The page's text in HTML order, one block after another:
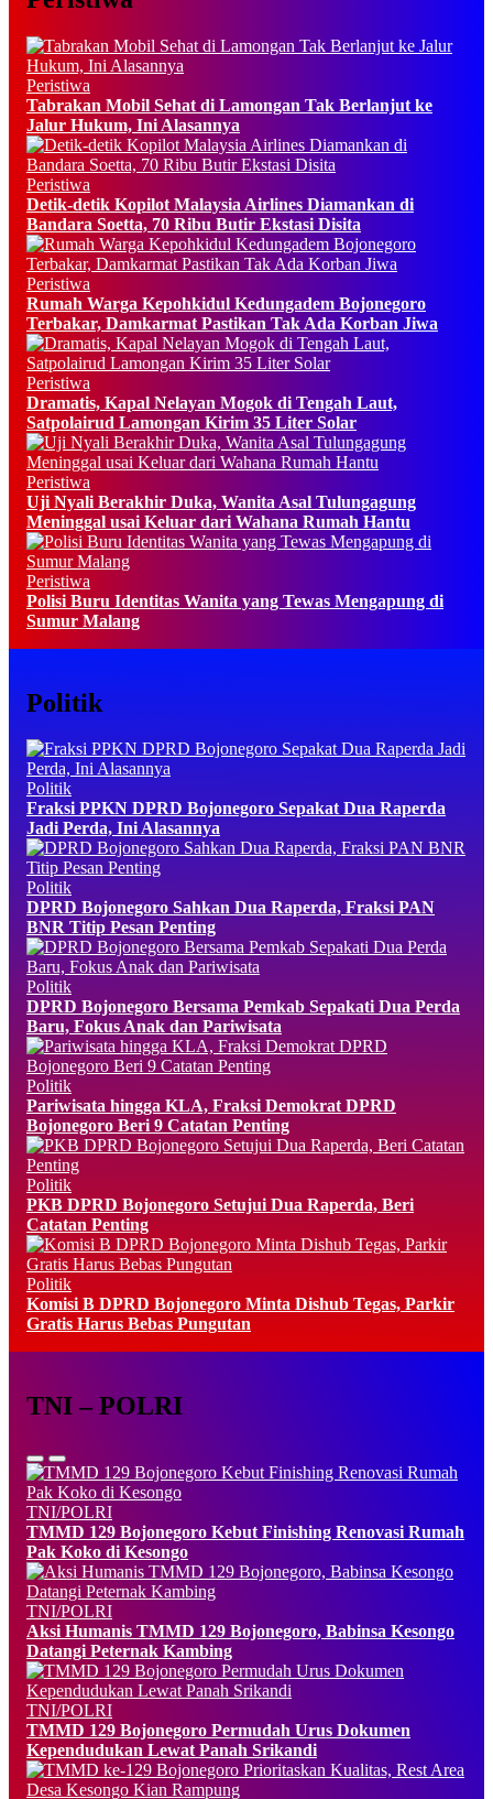
Peristiwa
Tabrakan Mobil Sehat di Lamongan Tak Berlanjut ke
Jalur Hukum, Ini Alasannya
Peristiwa
Detik-detik Kopilot Malaysia Airlines Diamankan di
Bandara Soetta, 70 Ribu Butir Ekstasi Disita
Peristiwa
Rumah Warga Kepohkidul Kedungadem Bojonegoro
Terbakar, Damkarmat Pastikan Tak Ada Korban Jiwa
Peristiwa
Dramatis, Kapal Nelayan Mogok di Tengah Laut,
Satpolairud Lamongan Kirim 35 Liter Solar
Peristiwa
Uji Nyali Berakhir Duka, Wanita Asal Tulungagung
Meninggal usai Keluar dari Wahana Rumah Hantu
Peristiwa
Polisi Buru Identitas Wanita yang Tewas Mengapung di
Sumur Malang
Politik
Politik
Fraksi PPKN DPRD Bojonegoro Sepakat Dua Raperda
Jadi Perda, Ini Alasannya
Politik
DPRD Bojonegoro Sahkan Dua Raperda, Fraksi PAN
BNR Titip Pesan Penting
Politik
DPRD Bojonegoro Bersama Pemkab Sepakati Dua Perda
Baru, Fokus Anak dan Pariwisata
Politik
Pariwisata hingga KLA, Fraksi Demokrat DPRD
Bojonegoro Beri 9 Catatan Penting
Politik
PKB DPRD Bojonegoro Setujui Dua Raperda, Beri
Catatan Penting
Politik
Komisi B DPRD Bojonegoro Minta Dishub Tegas, Parkir
Gratis Harus Bebas Pungutan
TNI – POLRI
TNI/POLRI
TMMD 129 Bojonegoro Kebut Finishing Renovasi Rumah
Pak Koko di Kesongo
TNI/POLRI
Aksi Humanis TMMD 129 Bojonegoro, Babinsa Kesongo
Datangi Peternak Kambing
TNI/POLRI
TMMD 129 Bojonegoro Permudah Urus Dokumen
Kependudukan Lewat Panah Srikandi